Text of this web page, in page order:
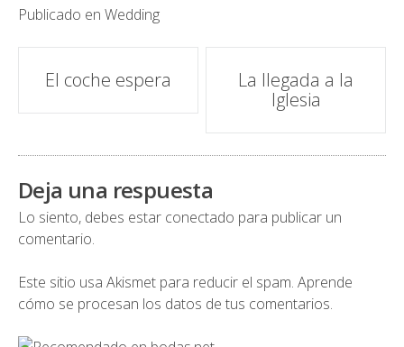
Publicado en Wedding
Navegación
de
entradas
El coche espera
La llegada a la
Iglesia
Deja una respuesta
Lo siento, debes estar conectado para publicar un
comentario.
Este sitio usa Akismet para reducir el spam. Aprende
cómo se procesan los datos de tus comentarios.